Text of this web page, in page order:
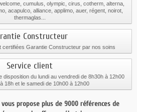
cumulus, olympic, cirus, cotherm, alterna,
acapulco, alliance, applimo, auer, régent, noirot,
thermaglas...
Constructeur
certifiées Garantie Constructeur par nos soins
Service client
disposition du lundi au vendredi de 8h30h à 12h00
18h et le samedi de 10h00 à 12h00
propose plus de 9000 références de